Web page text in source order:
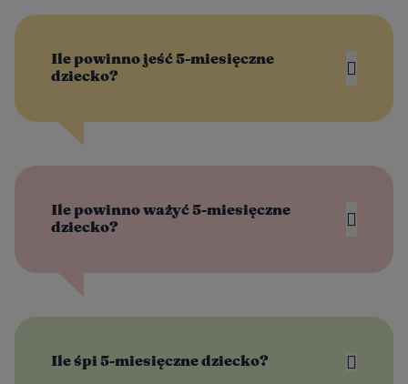
Ile powinno jeść 5-miesięczne
dziecko?
Ile powinno ważyć 5-miesięczne
dziecko?
Ile śpi 5-miesięczne dziecko?